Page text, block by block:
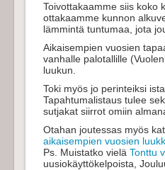
Toivottakaamme siis koko
ottakaamme kunnon
lämmintä tuntumaa, jota
Aikaisempien vuosien
vanhalle palotallille
luukun.
Toki myös jo perinteiksi
Tapahtumalistaus tulee
sutjakat siirrot omiin
Otahan joutessas myös
aikaisempien vuosien
Ps. Muistatko vielä Tonttu
uusiokäyttökelpoista,